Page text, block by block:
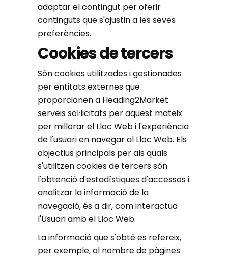
adaptar el contingut per oferir
continguts que s'ajustin a les seves
preferències.
Cookies de tercers
Són cookies utilitzades i gestionades
per entitats externes que
proporcionen a Heading2Market
serveis sol·licitats per aquest mateix
per millorar el Lloc Web i l'experiència
de l'usuari en navegar al Lloc Web. Els
objectius principals per als quals
s'utilitzen cookies de tercers són
l'obtenció d'estadístiques d'accessos i
analitzar la informació de la
navegació, és a dir, com interactua
l'Usuari amb el Lloc Web.
La informació que s'obté es refereix,
per exemple, al nombre de pàgines